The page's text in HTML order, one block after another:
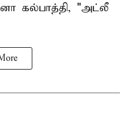
கல்பாத்தி, "அட்லீ